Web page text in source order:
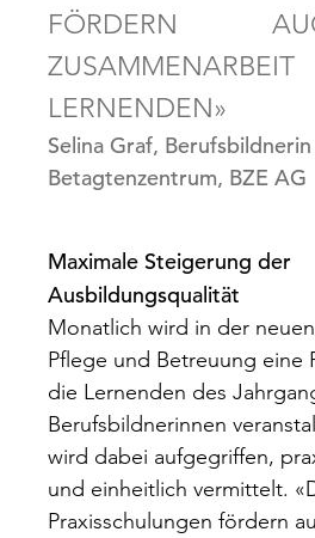
FÖRDERN
LERNENDEN»
Selina Graf,
Betagtenzentrum, BZE AG
Maximale Steigerung der
Ausbildungsqualität
Monatlich wird in der
Pflege und Betreuung eine
die Lernenden des
Berufsbildnerinnen
wird dabei aufgegriffen,
und einheitlich vermittelt.
Praxisschulungen fördern